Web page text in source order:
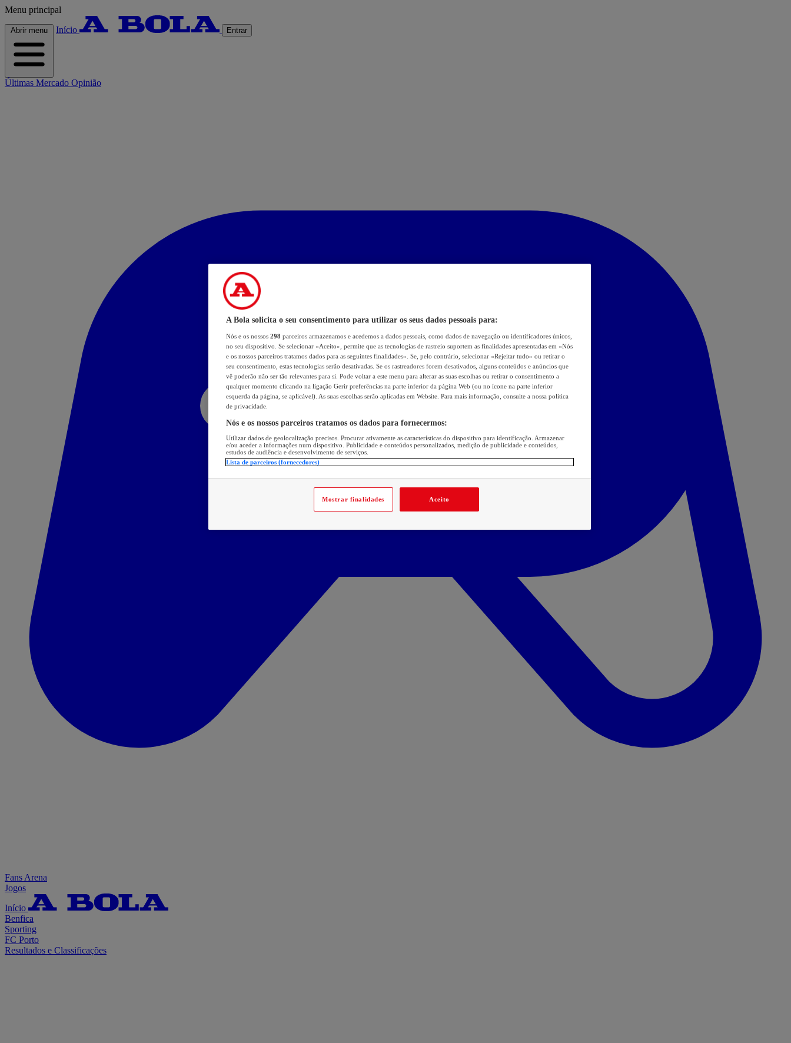
Menu principal
Abrir menu Início Entrar
Últimas Mercado Opinião
Fans Arena
Jogos
Início
Benfica
Sporting
FC Porto
Resultados e Classificações
A Bola solicita o seu consentimento para utilizar os seus dados pessoais para:
Nós e os nossos 298 parceiros armazenamos e acedemos a dados pessoais, como dados de navegação ou identificadores únicos,
no seu dispositivo. Se selecionar «Aceito», permite que as tecnologias de rastreio suportem as finalidades apresentadas em «Nós
e os nossos parceiros tratamos dados para as seguintes finalidades». Se, pelo contrário, selecionar «Rejeitar tudo» ou retirar o
seu consentimento, estas tecnologias serão desativadas. Se os rastreadores forem desativados, alguns conteúdos e anúncios que
vê poderão não ser tão relevantes para si. Pode voltar a este menu para alterar as suas escolhas ou retirar o consentimento a
qualquer momento clicando na ligação Gerir preferências na parte inferior da página Web (ou no ícone na parte inferior
esquerda da página, se aplicável). As suas escolhas serão aplicadas em Website. Para mais informação, consulte a nossa política
de privacidade.
Nós e os nossos parceiros tratamos os dados para fornecermos:
Utilizar dados de geolocalização precisos. Procurar ativamente as características do dispositivo para identificação. Armazenar
e/ou aceder a informações num dispositivo. Publicidade e conteúdos personalizados, medição de publicidade e conteúdos,
estudos de audiência e desenvolvimento de serviços.
Lista de parceiros (fornecedores)
Mostrar finalidades Aceito